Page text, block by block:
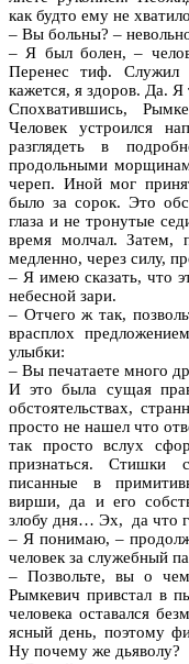
как будто ему не
– Вы больны? –
– Я был болен, –
Перенес тиф.
кажется, я здоров. Да. Я
Спохватившись,
Человек устроился
разглядеть в
продольными
череп. Иной мог
было за сорок. Это
глаза и не тронутые
время молчал. Затем,
медленно, через силу,
– Я имею сказать, что
небесной зари.
– Отчего ж так,
врасплох
улыбки:
– Вы печатаете много
И это была сущая
обстоятельствах,
просто не нашел что
так просто вслух
признаться. Стишки
писанные в
вирши, да и его
злобу дня… Эх, да что
– Я понимаю, –
человек за служебный
– Позвольте, вы о
Рымкевич привстал в
человека оставался
ясный день, поэтому
Ну почему же дьяволу?